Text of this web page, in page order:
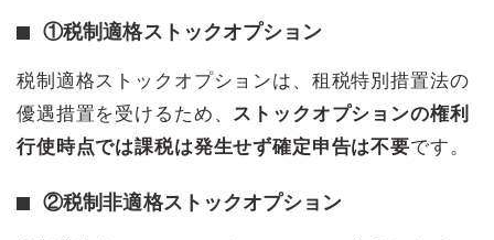
①税制適格ストックオプション
税制適格ストックオプションは、租税特別措置法の
優遇措置を受けるため、 ストックオプションの権利
行使時点では課税は発生せず確定申告は不要です。
②税制非適格ストックオプション